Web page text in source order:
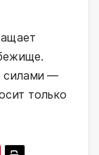
силами —
только